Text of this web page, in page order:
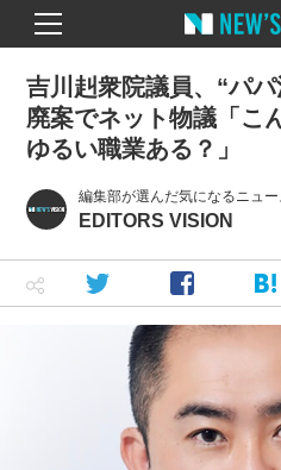
編集部が選んだ気になるニュー
EDITORS VISION
吉川赳衆院議員、“パ
廃案でネット物議「こ
ゆるい職業ある？」